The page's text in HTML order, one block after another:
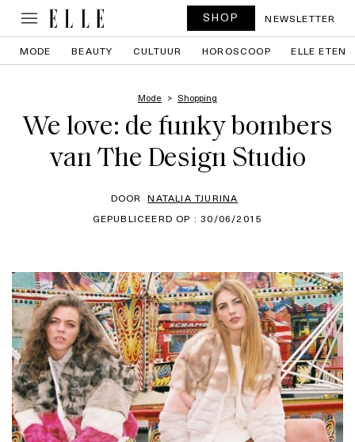
SHOP NEWSLETTER
MODE BEAUTY CULTUUR HOROSCOOP ELLE ETEN
Mode Shopping
We love: de funky bombers
van The Design Studio
DOOR NATALIA TJURINA
GEPUBLICEERD OP : 30/06/2015